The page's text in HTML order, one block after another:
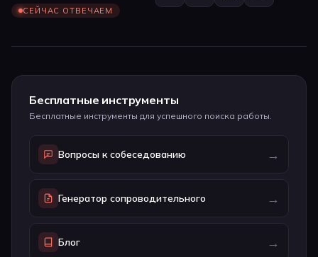
СЕЙЧАС ОТВЕЧАЕМ
Бесплатные инструменты
Бесплатные инструменты для успешного поиска работы.
Вопросы к собеседованию →
Генератор сопроводительного →
Блог →